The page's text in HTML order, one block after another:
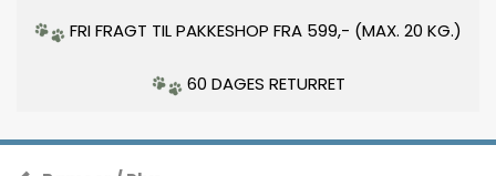
FRI FRAGT TIL PAKKESHOP FRA 599,- (MAX. 20 KG.)
60 DAGES RETURRET